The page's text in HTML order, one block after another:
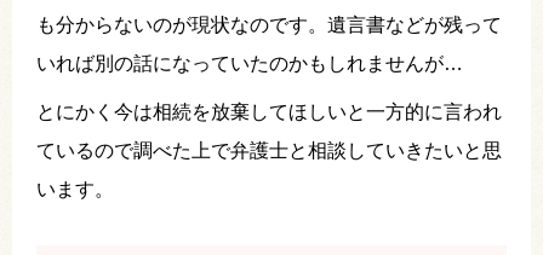
も分からないのが現状なのです。遺言書などが残って
いれば別の話になっていたのかもしれませんが…
とにかく今は相続を放棄してほしいと一方的に言われ
ているので調べた上で弁護士と相談していきたいと思
います。